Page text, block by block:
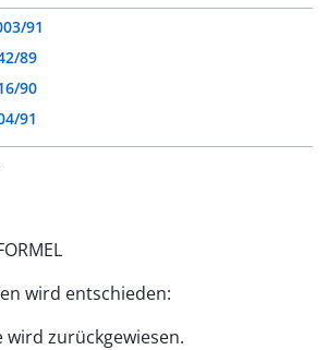
91
89
90
91
wird entschieden:
wird zurückgewiesen.